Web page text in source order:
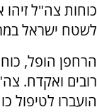
כוחות צה"ל
לשטח ישראל
הרחפן הופל,
רובים ואקדח.
הועברו לטיפול